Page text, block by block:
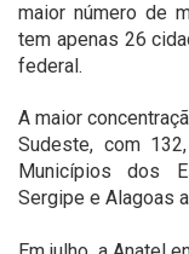
maior número de
tem apenas 26
federal.
A maior
Sudeste, com
Municípios dos
Sergipe e Alagoas